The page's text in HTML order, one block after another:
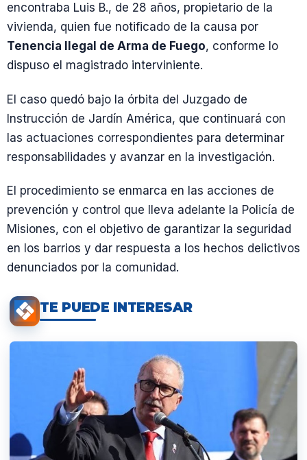
encontraba Luis B., de 28 años, propietario de la
vivienda, quien fue notificado de la causa por
Tenencia Ilegal de Arma de Fuego, conforme lo
dispuso el magistrado interviniente.
El caso quedó bajo la órbita del Juzgado de
Instrucción de Jardín América, que continuará con
las actuaciones correspondientes para determinar
responsabilidades y avanzar en la investigación.
El procedimiento se enmarca en las acciones de
prevención y control que lleva adelante la Policía de
Misiones, con el objetivo de garantizar la seguridad
en los barrios y dar respuesta a los hechos delictivos
denunciados por la comunidad.
TE PUEDE INTERESAR